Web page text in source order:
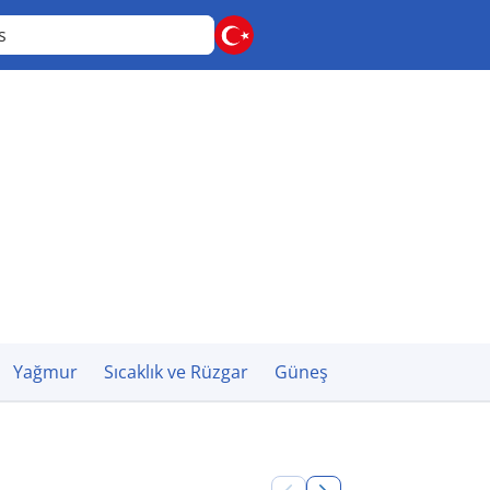
Yağmur Sıcaklık ve Rüzgar Güneş